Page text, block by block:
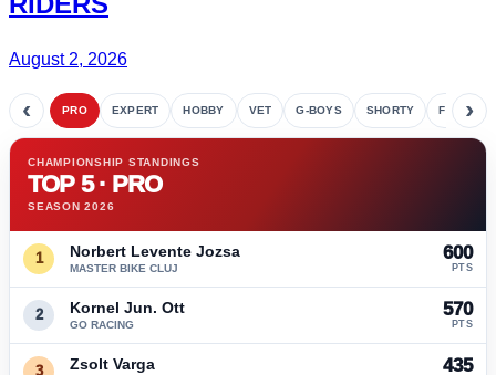
August 2, 2026
‹ PRO EXPERT HOBBY VET G-BOYS SHORTY FETE›
CHAMPIONSHIP STANDINGS
TOP 5 · PRO
SEASON 2026
1 Norbert Levente Jozsa
MASTER BIKE CLUJ
600
PTS
2 Kornel Jun. Ott
GO RACING
570
PTS
3 Zsolt Varga 435